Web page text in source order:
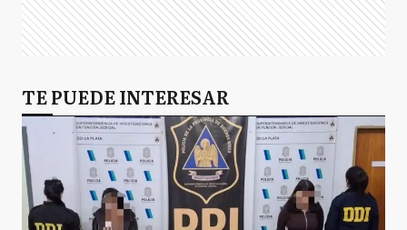
TE PUEDE INTERESAR